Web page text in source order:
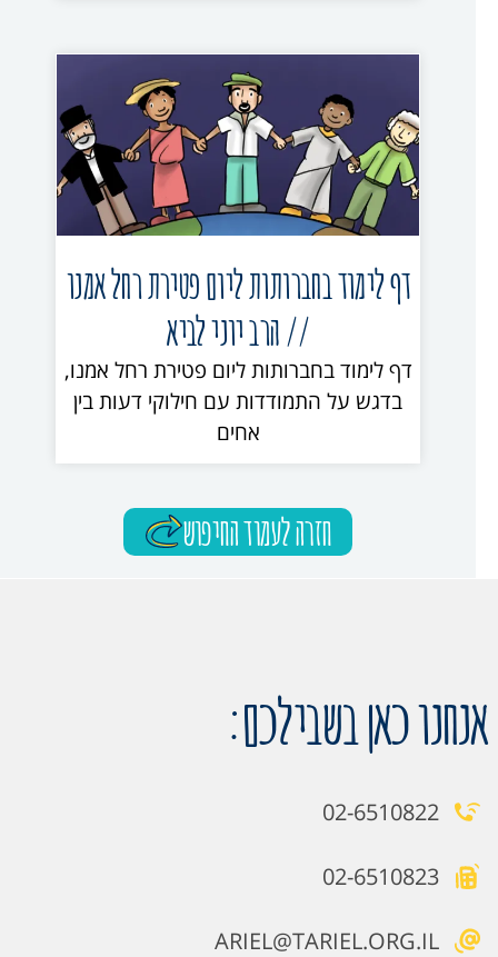
דף לימוד בחברותות ליום פטירת רחל אמנו
// הרב יוני לביא
דף לימוד בחברותות ליום פטירת רחל אמנו,
בדגש על התמודדות עם חילוקי דעות בין
אחים
חזרה לעמוד החיפוש
אנחנו כאן בשבילכם:
02-6510822
02-6510823
ARIEL@TARIEL.ORG.IL